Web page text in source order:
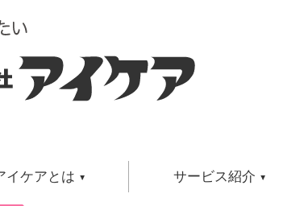
イケアとは サービス紹介